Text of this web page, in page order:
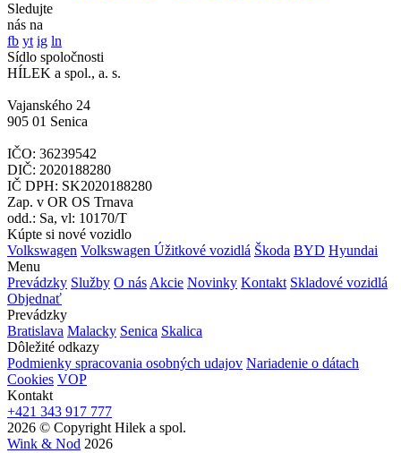
Sledujte
nás na
fb yt ig ln
Sídlo spoločnosti
HÍLEK a spol., a. s.
Vajanského 24
905 01 Senica
IČO: 36239542
DIČ: 2020188280
IČ DPH: SK2020188280
Zap. v OR OS Trnava
odd.: Sa, vl: 10170/T
Kúpte si nové vozidlo
Volkswagen Volkswagen Úžitkové vozidlá Škoda BYD Hyundai
Menu
Prevádzky Služby O nás Akcie Novinky Kontakt Skladové vozidlá
Objednať
Prevádzky
Bratislava Malacky Senica Skalica
Dôležité odkazy
Podmienky spracovania osobných udajov Nariadenie o dátach
Cookies VOP
Kontakt
+421 343 917 777
2026 © Copyright Hilek a spol.
Wink & Nod 2026